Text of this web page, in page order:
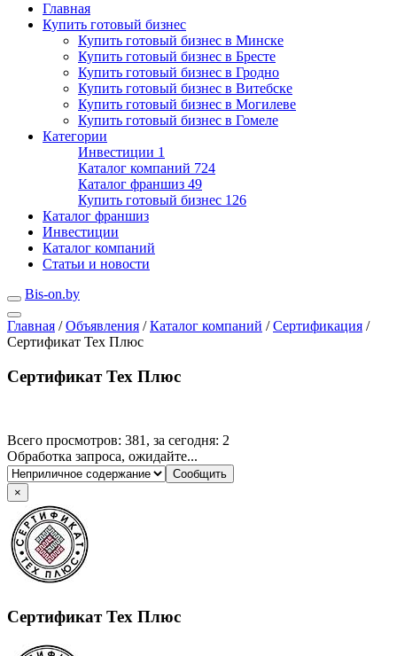
Главная
Купить готовый бизнес
Купить готовый бизнес в Минске
Купить готовый бизнес в Бресте
Купить готовый бизнес в Гродно
Купить готовый бизнес в Витебске
Купить готовый бизнес в Могилеве
Купить готовый бизнес в Гомеле
Категории
Инвестиции 1
Каталог компаний 724
Каталог франшиз 49
Купить готовый бизнес 126
Каталог франшиз
Инвестиции
Каталог компаний
Статьи и новости
Bis-on.by
Главная / Объявления / Каталог компаний / Сертификация /
Сертификат Тех Плюс
Сертификат Тех Плюс
Всего просмотров: 381, за сегодня: 2
Обработка запроса, ожидайте...
×
Сертификат Тех Плюс